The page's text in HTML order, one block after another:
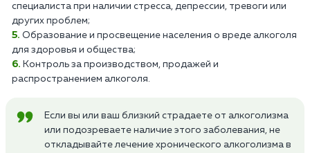
специалиста при наличии стресса, депрессии, тревоги или
других проблем;
Образование и просвещение населения о вреде алкоголя
для здоровья и общества;
Контроль за производством, продажей и
распространением алкоголя.
Если вы или ваш близкий страдаете от алкоголизма
или подозреваете наличие этого заболевания, не
откладывайте лечение хронического алкоголизма в